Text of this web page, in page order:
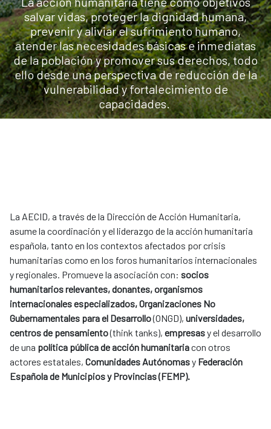
salvar vidas, proteger la dignidad humana,
prevenir y aliviar el sufrimiento humano,
atender las necesidades básicas e inmediatas
de la población y promover sus derechos, todo
ello desde una perspectiva de reducción de la
vulnerabilidad y fortalecimiento de
capacidades.
La AECID, a través de la Dirección de Acción Humanitaria,
asume la coordinación y el liderazgo de la acción humanitaria
española, tanto en los contextos afectados por crisis
humanitarias como en los foros humanitarios internacionales
y regionales. Promueve la asociación con: socios
humanitarios relevantes, donantes, organismos
internacionales especializados, Organizaciones No
Gubernamentales para el Desarrollo(ONGD), universidades,
centros de pensamiento(think tanks), empresasy el desarrollo
de una política pública de acción humanitariacon otros
actores estatales, Comunidades Autónomasy Federación
Española de Municipios y Provincias (FEMP).